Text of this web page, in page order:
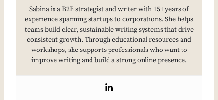
Sabina is a B2B strategist and writer with 15+ years of
experience spanning startups to corporations. She helps
teams build clear, sustainable writing systems that drive
consistent growth. Through educational resources and
workshops, she supports professionals who want to
improve writing and build a strong online presence.